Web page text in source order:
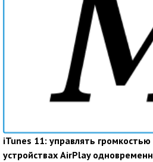
iTunes 11: управлять
устройствах AirPlay